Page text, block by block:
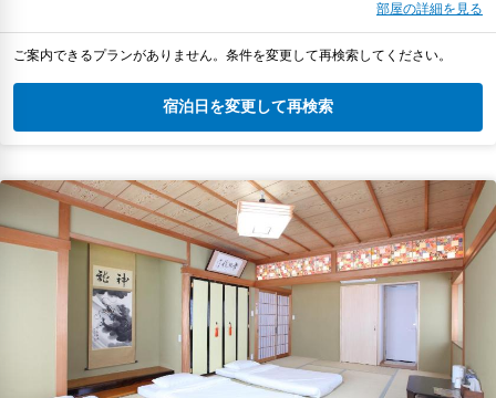
部屋の詳細を見る
ご案内できるプランがありません。条件を変更して再検索してください。
宿泊日を変更して再検索